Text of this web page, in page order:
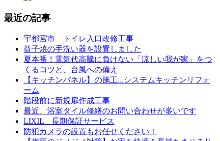
最近の記事
宇都宮市 トイレ入口改修工事
益子焼の手洗い器を設置しました
夏本番！電気代高騰に負けない「涼しい我が家」をつ
くるコツと、台風への備え
【キッチンパネル】の施工...システムキッチンリフォ
ーム
階段前に新規扉作成工事
最近、浴室タイル修繕のお問い合わせが多いです
LIXIL 長期保証サービス
防犯カメラの設置もお任せください！